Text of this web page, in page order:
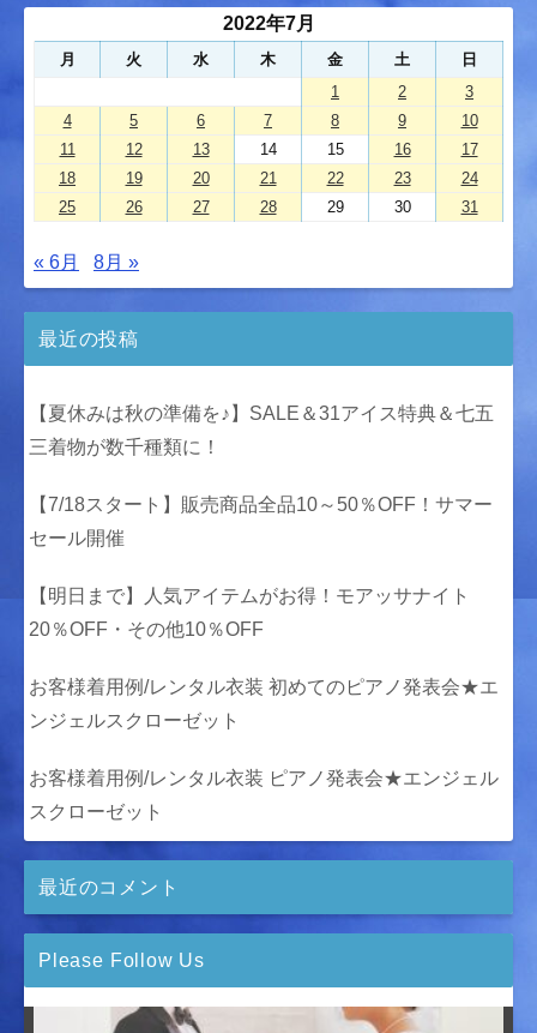
2022年7月
月 火 水 木 金 土
日
1
2
3
4
5 6 7 8 9
10
11
12 13 14 15 16
17
18
19 20 21 22 23
24
25
26 27 28 29 30 31
« 6月 8月 »
最近の投稿
【夏休みは秋の準備を♪】SALE＆31アイス特典＆七五
三着物が数千種類に！
【7/18スタート】販売商品全品10～50％OFF！サマー
セール開催
【明日まで】人気アイテムがお得！モアッサナイト
20％OFF・その他10％OFF
お客様着用例/レンタル衣装 初めてのピアノ発表会★エ
ンジェルスクローゼット
お客様着用例/レンタル衣装 ピアノ発表会★エンジェル
スクローゼット
最近のコメント
Please Follow Us